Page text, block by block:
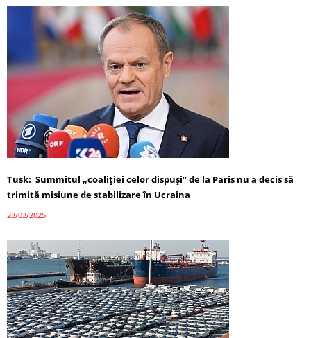
Tusk: Summitul „coaliției celor dispuși” de la Paris nu a decis să
trimită misiune de stabilizare în Ucraina
28/03/2025